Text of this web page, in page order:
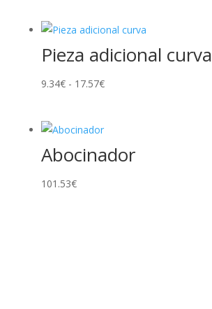
Pieza adicional curva
9.34€ - 17.57€Rango
9.34€
Abocinador
101.53€